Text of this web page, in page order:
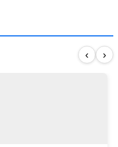
‹ ›